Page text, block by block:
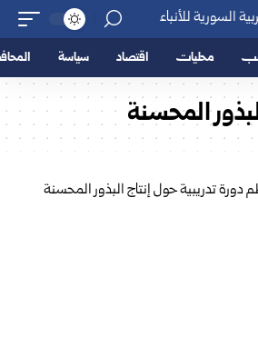
محليات اقتصاد سياسة
المحسنة